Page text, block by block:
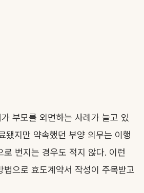
부모를 외면하는 사례가 늘고 있
됐지만 약속했던 부양 의무는 이행
로 번지는 경우도 적지 않다. 이런
법으로 효도계약서 작성이 주목받고